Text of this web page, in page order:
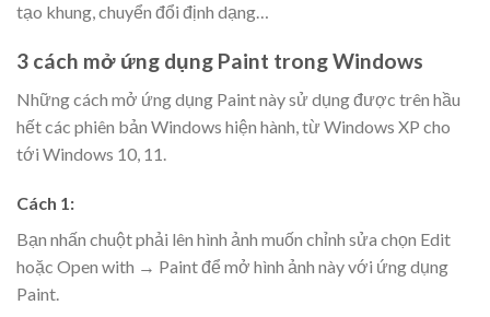
tạo khung, chuyển đổi định dạng…
3 cách mở ứng dụng Paint trong Windows
Những cách mở ứng dụng Paint này sử dụng được trên hầu
hết các phiên bản Windows hiện hành, từ Windows XP cho
tới Windows 10, 11.
Cách 1:
Bạn nhấn chuột phải lên hình ảnh muốn chỉnh sửa chọn Edit
hoặc Open with → Paint để mở hình ảnh này với ứng dụng
Paint.